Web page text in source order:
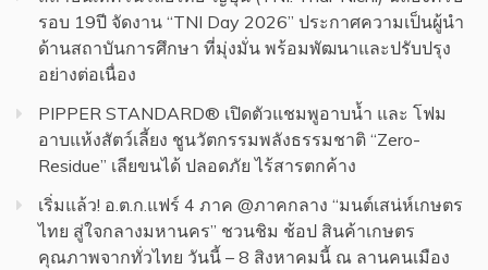
รอบ 19ปี จัดงาน “TNI Day 2026” ประกาศความเป็นผู้นำ
ด้านสถาบันการศึกษา ที่มุ่งมั่น พร้อมพัฒนาและปรับปรุง
อย่างต่อเนื่อง
PIPPER STANDARD® เปิดตัวแชมพูอาบน้ำ และ โฟม
อาบแห้งสัตว์เลี้ยง ชูนวัตกรรมพลังธรรมชาติ “Zero-
Residue” เลียขนได้ ปลอดภัย ไร้สารตกค้าง
เริ่มแล้ว! อ.ต.ก.แฟร์ 4 ภาค @ภาคกลาง “มนต์เสน่ห์เกษตร
ไทย สู่ใจกลางมหานคร” ชวนชิม ช้อป สินค้าเกษตร
คุณภาพจากทั่วไทย วันนี้ – 8 สิงหาคมนี้ ณ ลานคนเมือง